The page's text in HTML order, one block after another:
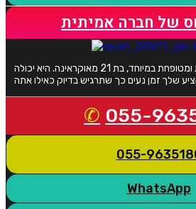
של חברה אמיתית
אליסה היא בחורה אלגנטית ומטופחת במיוחד, בת 21 מאוקראינה. היא יכולה
055-
055-
WhatsApp